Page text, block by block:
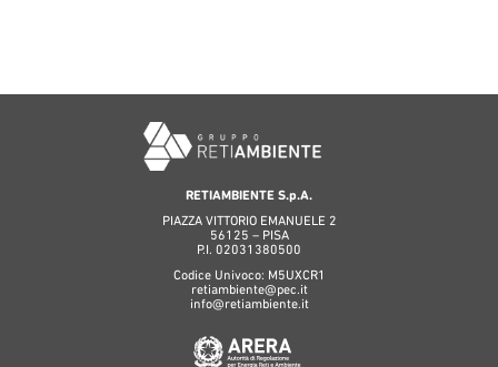
RETIAMBIENTE S.p.A.
PIAZZA VITTORIO EMANUELE 2
56125 – PISA
P.I. 02031380500
Codice Univoco: M5UXCR1
retiambiente@pec.it
info@retiambiente.it